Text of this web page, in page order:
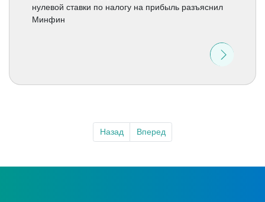
нулевой ставки по налогу на прибыль разъяснил
Минфин
Назад Вперед